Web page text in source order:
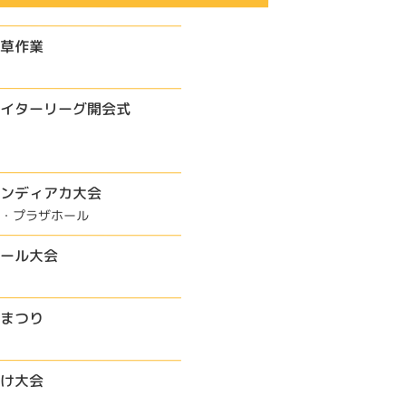
作業
ターリーグ開会式
ディアカ大会
プラザホール
ル大会
つり
大会